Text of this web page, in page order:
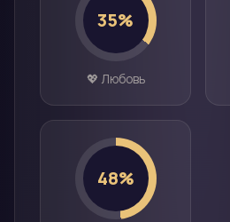
35%
💖 Любовь
48%